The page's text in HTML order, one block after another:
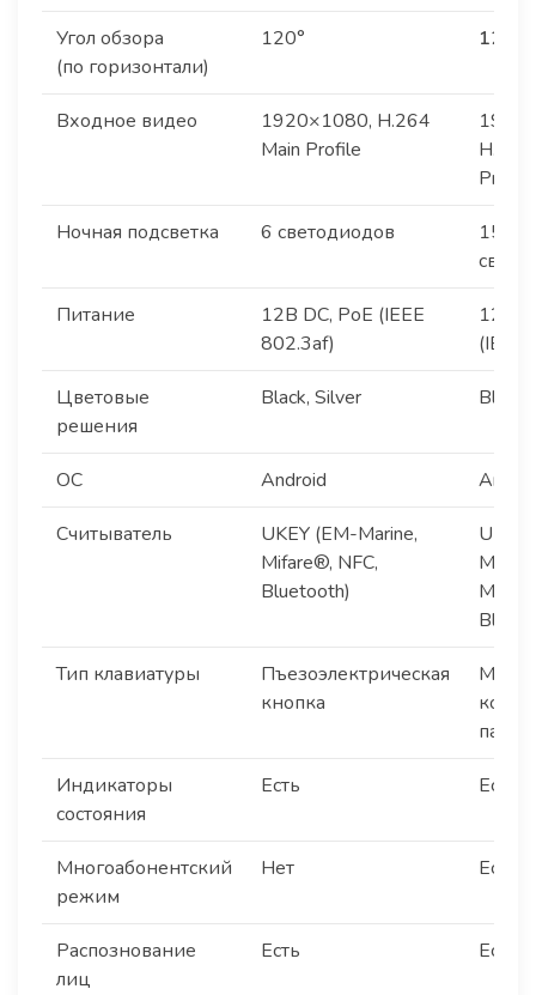
Угол обзора
(по горизонтали)
120° 120°
Входное видео
1920×1080, H.264
Main Profile
H.264
Profile
Ночная подсветка 6 светодиодов
15
Питание
12В DC, PoE (IEEE
802.3af)
12В
(IEEE
Цветовые
решения
Black, Silver Black,
ОС Android
Считыватель
UKEY (EM-Marine,
Mifare®, NFC,
Bluetooth)
UKEY
Тип клавиатуры
Пъезоэлектрическая
кнопка
Индикаторы
состояния
Есть Есть
Многоабонентский
режим
Нет Есть
Распознование
лиц
Есть Есть